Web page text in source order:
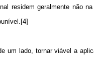
residem geralmente não
um lado, tornar viável a